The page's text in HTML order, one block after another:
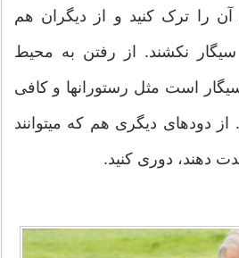
را ترک کنید و از دیگران هم
سیگار نکشند. از رفتن به محیط
است مثل رستورانها و کافی
دودهای دیگری هم که میتوانند
دهند، دوری کنید.